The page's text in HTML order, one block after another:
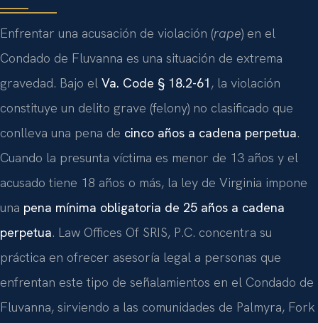
Enfrentar una acusación de violación (rape) en el
Condado de Fluvanna es una situación de extrema
gravedad. Bajo el Va. Code § 18.2-61, la violación
constituye un delito grave (felony) no clasificado que
conlleva una pena de cinco años a cadena perpetua.
Cuando la presunta víctima es menor de 13 años y el
acusado tiene 18 años o más, la ley de Virginia impone
una pena mínima obligatoria de 25 años a cadena
perpetua. Law Offices Of SRIS, P.C. concentra su
práctica en ofrecer asesoría legal a personas que
enfrentan este tipo de señalamientos en el Condado de
Fluvanna, sirviendo a las comunidades de Palmyra, Fork